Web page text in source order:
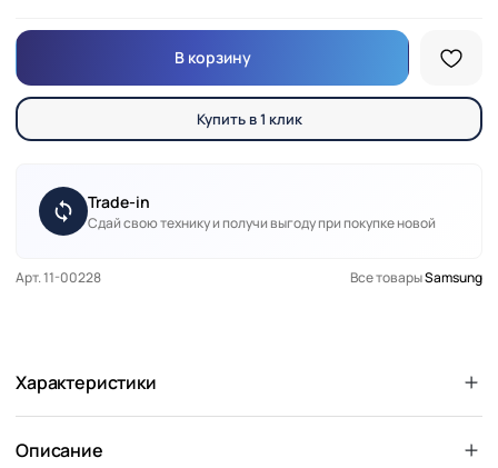
В корзину
Купить в 1 клик
Trade-in
Сдай свою технику и получи выгоду при покупке новой
Арт. 11-00228 Все товарыSamsung
Характеристики
Описание